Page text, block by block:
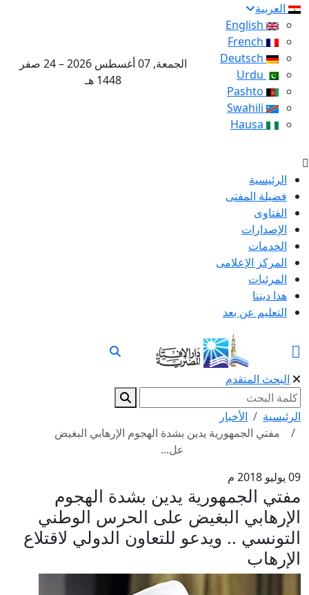
العربية
الجمعة, 07 أغسطس 2026 – 24 صفر
1448 هـ
الرئيسية
فضيلة المفتى
الفتاوى
الإصدارات
الخدمات
المركز الإعلامى
المرئيات
هذا ديننا
التعليم عن بعد
البحث المتقدم
الرئيسية
الأخبار
مفتي الجمهورية يدين بشدة الهجوم الإرهابي البغيض
عل...
09 يوليو 2018 م
مفتي الجمهورية يدين بشدة الهجوم
الإرهابي البغيض على الحرس الوطني
التونسي .. ويدعو للتعاون الدولي لاقتلاع
الإرهاب